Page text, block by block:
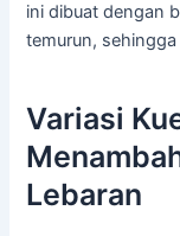
ini dibuat dengan
temurun,
Variasi
Lebaran